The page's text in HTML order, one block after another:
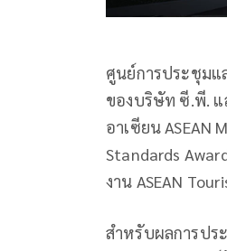
ศูนย์การประชุมแ
ของบริษัท ซี.พี. แ
อาเซียน ASEAN
Standards
งาน ASEAN
สำหรับผลการปร